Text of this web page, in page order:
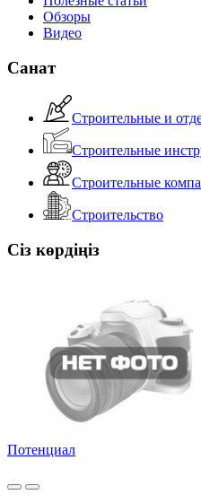
Обзоры
Видео
Санат
Строительные и
Строительные
Строительные
Строительство
Сіз көрдіңіз
Потенциал